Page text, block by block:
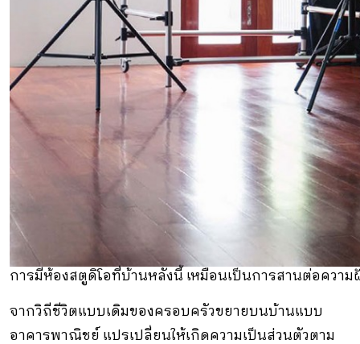
การมีห้องสตูดิโอที่บ้านหลังนี้ เหมือนเป็นการสานต่อควา
จากวิถีชีวิตแบบเดิมของครอบครัวขยายบนบ้านแบบ
อาคารพาณิชย์ แปรเปลี่ยนให้เกิดความเป็นส่วนตัวตาม